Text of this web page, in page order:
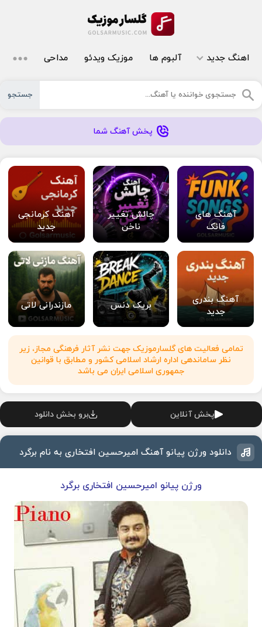
اهنگ جدید آلبوم ها موزیک ویدئو مداحی
جستجو
پخش آهنگ شما
آهنگ های
فانک
چالش تغییر
ناخن
آهنگ کرمانجی
جدید
آهنگ بندری
جدید
بریک دنس مازندرانی لاتی
تمامی فعالیت های گلسارموزیک جهت نشر آثار فرهنگی مجاز، زیر
نظر ساماندهی اداره ارشاد اسلامی کشور و مطابق با قوانین
جمهوری اسلامی ایران می باشد
پخش آنلاین برو بخش دانلود
دانلود ورژن پیانو آهنگ امیرحسین افتخاری به نام برگرد
ورژن پیانو امیرحسین افتخاری برگرد